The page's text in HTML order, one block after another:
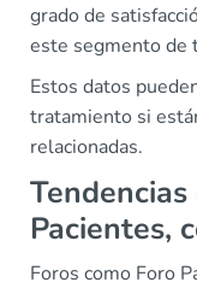
grado de
este segmento de
Estos datos
tratamiento si
relacionadas.
Pacientes,
Foros como Foro